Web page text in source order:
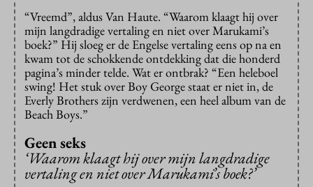
“Vreemd”, aldus Van Haute. “Waarom klaagt hij over
mijn langdradige vertaling en niet over Marukami’s
boek?” Hij sloeg er de Engelse vertaling eens op na en
kwam tot de schokkende ontdekking dat die honderd
pagina’s minder telde. Wat er ontbrak? “Een heleboel
swing! Het stuk over Boy George staat er niet in, de
Everly Brothers zijn verdwenen, een heel album van de
Beach Boys.”
Geen seks
‘Waarom klaagt hij over mijn langdradige
vertaling en niet over Marukami’s boek?’